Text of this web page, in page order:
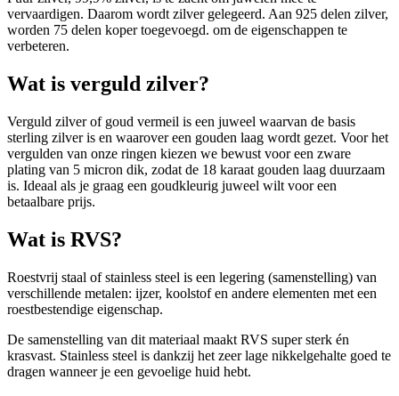
vervaardigen. Daarom wordt zilver gelegeerd. Aan 925 delen zilver,
worden 75 delen koper toegevoegd. om de eigenschappen te
verbeteren.
Wat is verguld zilver?
Verguld zilver of goud vermeil is een juweel waarvan de basis
sterling zilver is en waarover een gouden laag wordt gezet. Voor het
vergulden van onze ringen kiezen we bewust voor een zware
plating van 5 micron dik, zodat de 18 karaat gouden laag duurzaam
is. Ideaal als je graag een goudkleurig juweel wilt voor een
betaalbare prijs.
Wat is RVS?
Roestvrij staal of stainless steel is een legering (samenstelling) van
verschillende metalen: ijzer, koolstof en andere elementen met een
roestbestendige eigenschap.
De samenstelling van dit materiaal maakt RVS super sterk én
krasvast. Stainless steel is dankzij het zeer lage nikkelgehalte goed te
dragen wanneer je een gevoelige huid hebt.